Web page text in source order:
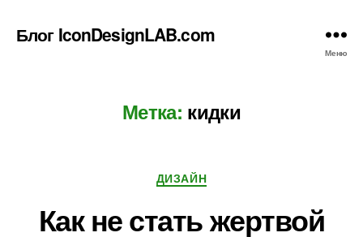
Блог IconDesignLAB.com
Меню
Метка: кидки
Рубрики
ДИЗАЙН
Как не стать жертвой